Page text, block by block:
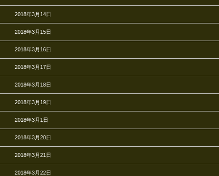
2018年3月14日
2018年3月15日
2018年3月16日
2018年3月17日
2018年3月18日
2018年3月19日
2018年3月1日
2018年3月20日
2018年3月21日
2018年3月22日